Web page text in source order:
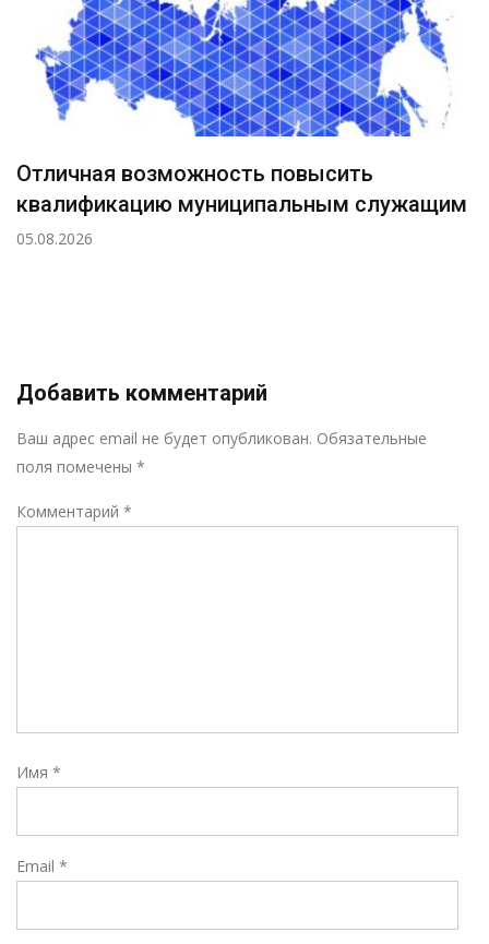
Отличная возможность повысить
квалификацию муниципальным служащим
05.08.2026
Добавить комментарий
Ваш адрес email не будет опубликован. Обязательные
поля помечены *
Комментарий *
Имя *
Email *